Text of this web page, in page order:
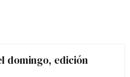
domingo, edición